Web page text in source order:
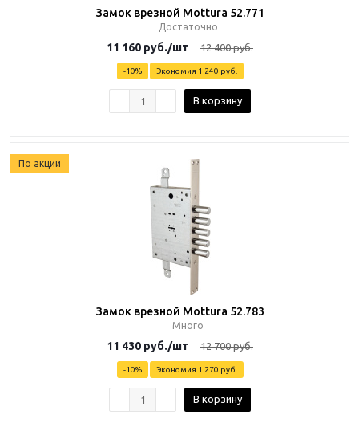
Замок врезной Mottura 52.771
Достаточно
11 160 руб./шт 12 400руб.
-10% Экономия 1 240 руб.
В корзину
По акции
Замок врезной Mottura 52.783
Много
11 430 руб./шт 12 700руб.
-10% Экономия 1 270 руб.
В корзину